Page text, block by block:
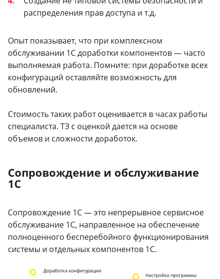
распределения прав доступа и т.д.
Опыт показывает, что при комплексном
обслуживании 1С доработки компонентов — часто
выполняемая работа. Помните: при доработке всех
конфигураций оставляйте возможность для
обновлений.
Стоимость таких работ оценивается в часах работы
специалиста. ТЗ с оценкой дается на основе
объемов и сложности доработок.
Сопровождение и обслуживание
1С
Сопровождение 1С — это непрерывное сервисное
обслуживание 1С, направленное на обеспечение
полноценного бесперебойного функционирования
системы и отдельных компонентов 1С.